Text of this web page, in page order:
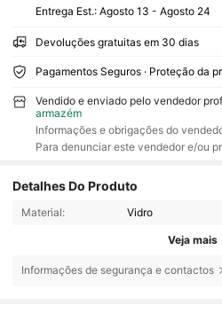
Entrega Est.: Agosto 13 - Agosto 24
Devoluções gratuitas em 30 dias
Pagamentos Seguros · Proteção da
Vendido e enviado pelo vendedor
armazém
Informações e obrigações do
Para denunciar este vendedor e/ou
Detalhes Do Produto
Material: Vidro
Veja mais
Informações de segurança e contactos